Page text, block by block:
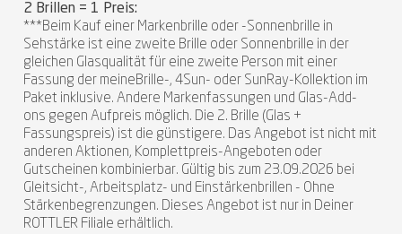
2 Brillen = 1 Preis:
***Beim Kauf einer Markenbrille oder -Sonnenbrille in
Sehstärke ist eine zweite Brille oder Sonnenbrille in der
gleichen Glasqualität für eine zweite Person mit einer
Fassung der meineBrille-, 4Sun- oder SunRay-Kollektion im
Paket inklusive. Andere Markenfassungen und Glas-Add-
ons gegen Aufpreis möglich. Die 2. Brille (Glas +
Fassungspreis) ist die günstigere. Das Angebot ist nicht mit
anderen Aktionen, Komplettpreis-Angeboten oder
Gutscheinen kombinierbar. Gültig bis zum 23.09.2026 bei
Gleitsicht-, Arbeitsplatz- und Einstärkenbrillen - Ohne
Stärkenbegrenzungen. Dieses Angebot ist nur in Deiner
ROTTLER Filiale erhältlich.